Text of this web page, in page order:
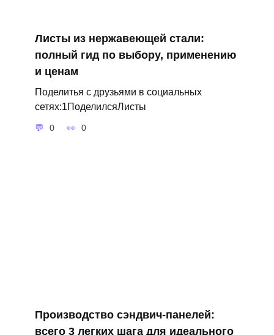
Листы из нержавеющей стали:
полный гид по выбору, применению
и ценам
Поделитья с друзьями в социальных
сетях:1ПоделилсяЛисты
0 0
Производство сэндвич-панелей:
всего 3 легких шага для идеального